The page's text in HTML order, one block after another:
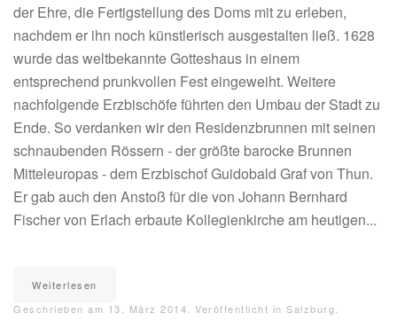
der Ehre, die Fertigstellung des Doms mit zu erleben,
nachdem er ihn noch künstlerisch ausgestalten ließ. 1628
wurde das weltbekannte Gotteshaus in einem
entsprechend prunkvollen Fest eingeweiht. Weitere
nachfolgende Erzbischöfe führten den Umbau der Stadt zu
Ende. So verdanken wir den Residenzbrunnen mit seinen
schnaubenden Rössern - der größte barocke Brunnen
Mitteleuropas - dem Erzbischof Guidobald Graf von Thun.
Er gab auch den Anstoß für die von Johann Bernhard
Fischer von Erlach erbaute Kollegienkirche am heutigen...
Weiterlesen
Geschrieben am 13. März 2014 . Veröffentlicht in Salzburg